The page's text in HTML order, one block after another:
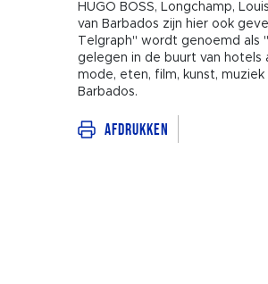
HUGO BOSS, Longchamp,
van Barbados zijn hier ook
Telgraph" wordt genoemd als
gelegen in de buurt van hotels
mode, eten, film, kunst,
Barbados.
Afdrukken